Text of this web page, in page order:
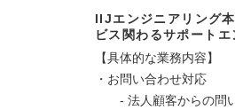
IIJエンジニアリング
ビス関わるサポートエ
【具体的な業務内容】
・お問い合わせ対応
- 法人顧客からの問い